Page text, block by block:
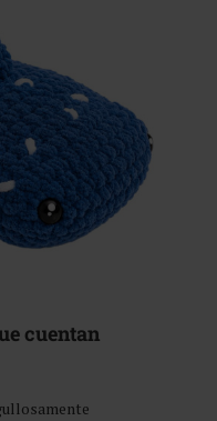
cuentan